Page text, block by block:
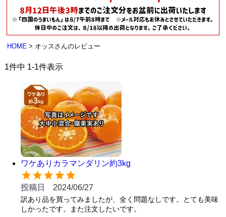
HOME オッスさんのレビュー
1件中 1-1件表示
ワケありカラマンダリン約3kg
投稿日 2024/06/27
訳あり品を買ってみましたが、全く問題なしです。とても美味
しかったです。また注文したいです。